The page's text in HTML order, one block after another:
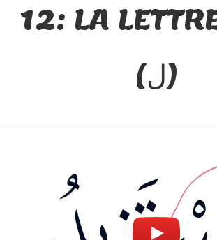
12: LA
(ل)